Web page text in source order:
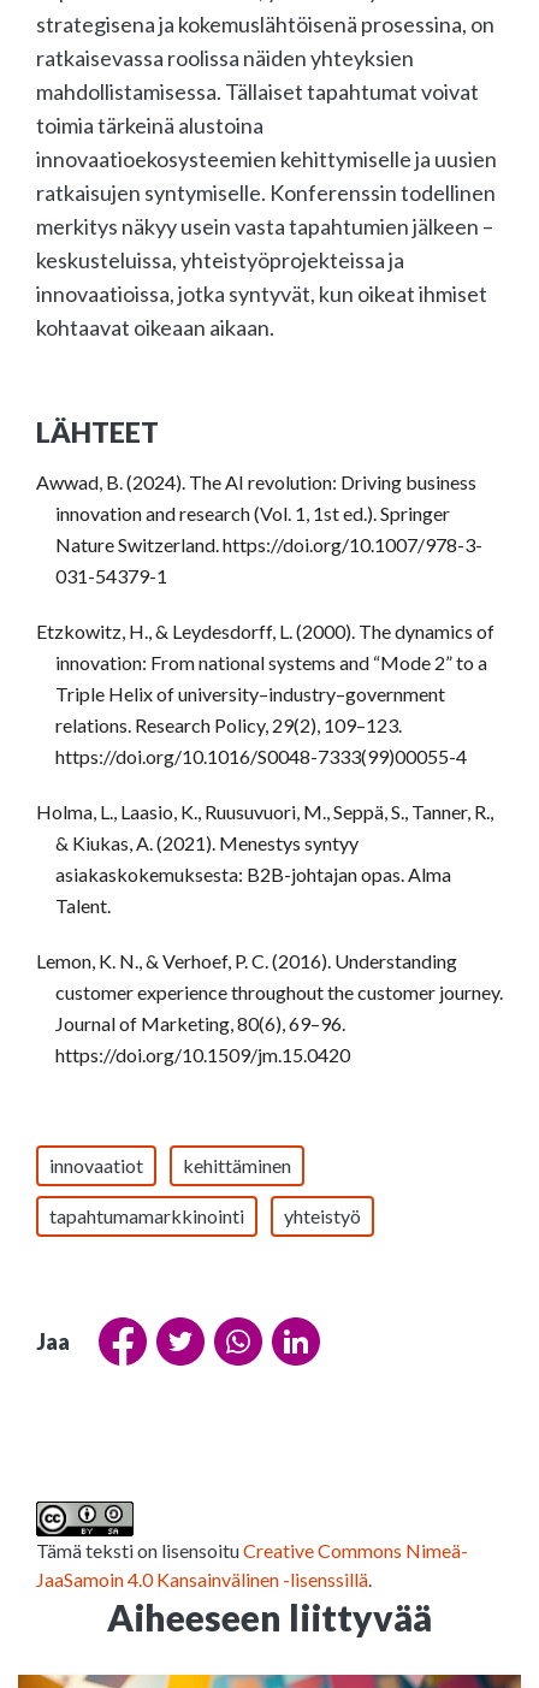
strategisena ja kokemuslähtöisenä prosessina, on
ratkaisevassa roolissa näiden yhteyksien
mahdollistamisessa. Tällaiset tapahtumat voivat
toimia tärkeinä alustoina
innovaatioekosysteemien kehittymiselle ja uusien
ratkaisujen syntymiselle. Konferenssin todellinen
merkitys näkyy usein vasta tapahtumien jälkeen –
keskusteluissa, yhteistyöprojekteissa ja
innovaatioissa, jotka syntyvät, kun oikeat ihmiset
kohtaavat oikeaan aikaan.
LÄHTEET
Awwad, B. (2024). The AI revolution: Driving business
innovation and research (Vol. 1, 1st ed.). Springer
Nature Switzerland. https://doi.org/10.1007/978-3-
031-54379-1
Etzkowitz, H., & Leydesdorff, L. (2000). The dynamics of
innovation: From national systems and “Mode 2” to a
Triple Helix of university–industry–government
relations. Research Policy, 29(2), 109–123.
https://doi.org/10.1016/S0048-7333(99)00055-4
Holma, L., Laasio, K., Ruusuvuori, M., Seppä, S., Tanner, R.,
& Kiukas, A. (2021). Menestys syntyy
asiakaskokemuksesta: B2B-johtajan opas. Alma
Talent.
Lemon, K. N., & Verhoef, P. C. (2016). Understanding
customer experience throughout the customer journey.
Journal of Marketing, 80(6), 69–96.
https://doi.org/10.1509/jm.15.0420
innovaatiot kehittäminen
tapahtumamarkkinointi yhteistyö
Jaa
Tämä teksti on lisensoituCreative Commons Nimeä-
JaaSamoin 4.0 Kansainvälinen -lisenssillä
Aiheeseen liittyvää